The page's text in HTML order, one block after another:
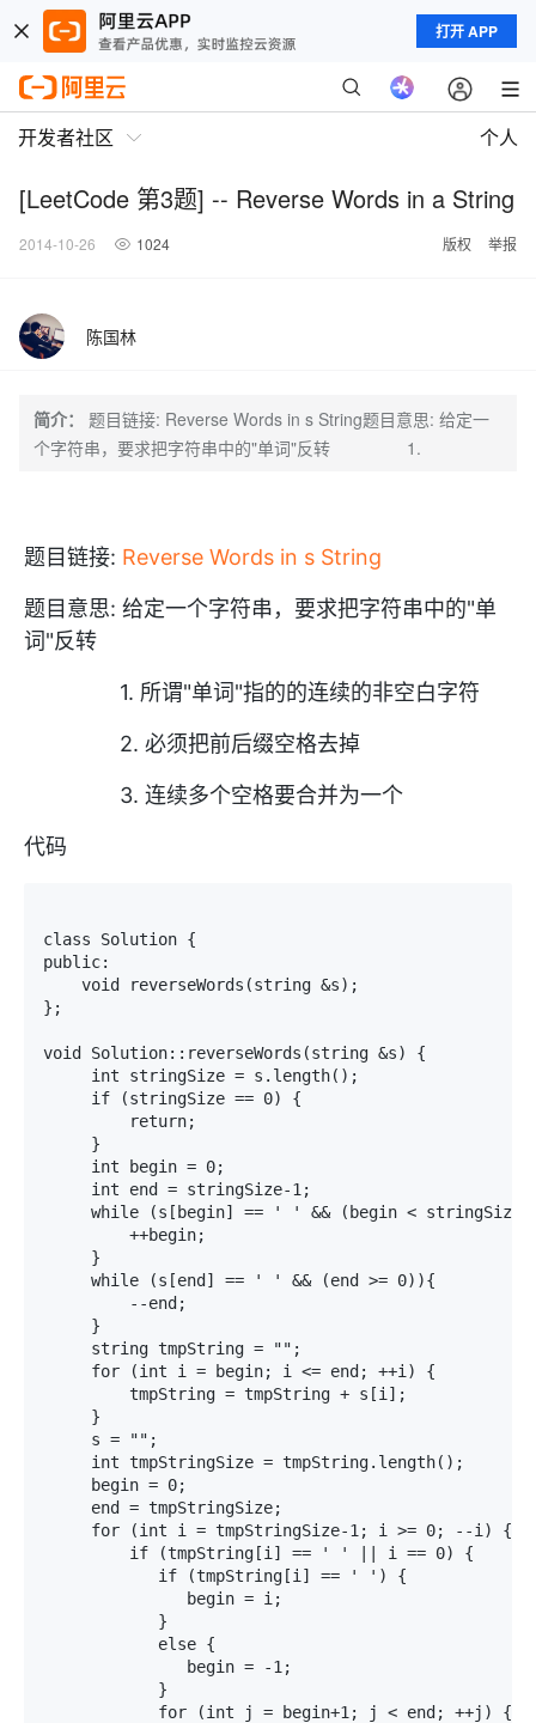
打开 APP
开发者社区 个人
[LeetCode 第3题] -- Reverse Words in a String
2014-10-26 1024 版权 举报
陈国林
简介：
题目链接: Reverse Words in s String题目意思: 给定一
个字符串，要求把字符串中的"单词"反转 1.
题目链接: Reverse Words in s String
题目意思: 给定一个字符串，要求把字符串中的"单
词"反转
1. 所谓"单词"指的的连续的非空白字符
2. 必须把前后缀空格去掉
3. 连续多个空格要合并为一个
代码
class Solution {
public:
    void reverseWords(string &s);
};
void Solution::reverseWords(string &s) {
     int stringSize = s.length();
     if (stringSize == 0) {
         return;
     }
     int begin = 0;
     int end = stringSize-1;
while (s[begin] == ' ' && (begin <
         ++begin;
     }
     while (s[end] == ' ' && (end >= 0)){
         --end;
     }
     string tmpString = "";
     for (int i = begin; i <= end; ++i) {
         tmpString = tmpString + s[i];
     }
     s = "";
     int tmpStringSize = tmpString.length();
     begin = 0;
     end = tmpStringSize;
     for (int i = tmpStringSize-1; i >= 0; --i) {
         if (tmpString[i] == ' ' || i == 0) {
            if (tmpString[i] == ' ') {
               begin = i;
            }
            else {
               begin = -1;
            }
            for (int j = begin+1; j < end; ++j) {